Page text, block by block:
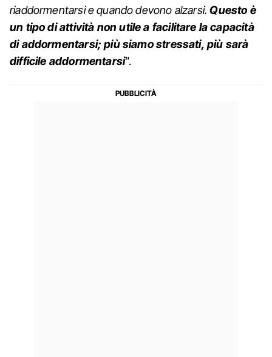
riaddormentarsi e quando devono alzarsi.Questo è
un tipo di attività nonutile a facilitare la capacità
di addormentarsi; più siamo stressati, più sarà
difficile addormentarsi”.